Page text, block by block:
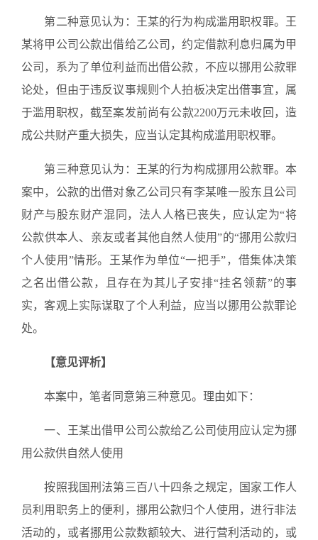
第二种意见认为：王某的行为构成滥用职权罪。王
某将甲公司公款出借给乙公司，约定借款利息归属为甲
公司，系为了单位利益而出借公款，不应以挪用公款罪
论处，但由于违反议事规则个人拍板决定出借事宜，属
于滥用职权，截至案发前尚有公款2200万元未收回，造
成公共财产重大损失，应当认定其构成滥用职权罪。
第三种意见认为：王某的行为构成挪用公款罪。本
案中，公款的出借对象乙公司只有李某唯一股东且公司
财产与股东财产混同，法人人格已丧失，应认定为“将
公款供本人、亲友或者其他自然人使用”的“挪用公款归
个人使用”情形。王某作为单位“一把手”，借集体决策
之名出借公款，且存在为其儿子安排“挂名领薪”的事
实，客观上实际谋取了个人利益，应当以挪用公款罪论
处。
【意见评析】
本案中，笔者同意第三种意见。理由如下：
一、王某出借甲公司公款给乙公司使用应认定为挪
用公款供自然人使用
按照我国刑法第三百八十四条之规定，国家工作人
员利用职务上的便利，挪用公款归个人使用，进行非法
活动的，或者挪用公款数额较大、进行营利活动的，或